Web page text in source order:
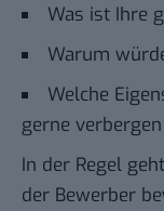
Was ist Ihre
Warum
Welche
gerne
In der Regel
der Bewerber